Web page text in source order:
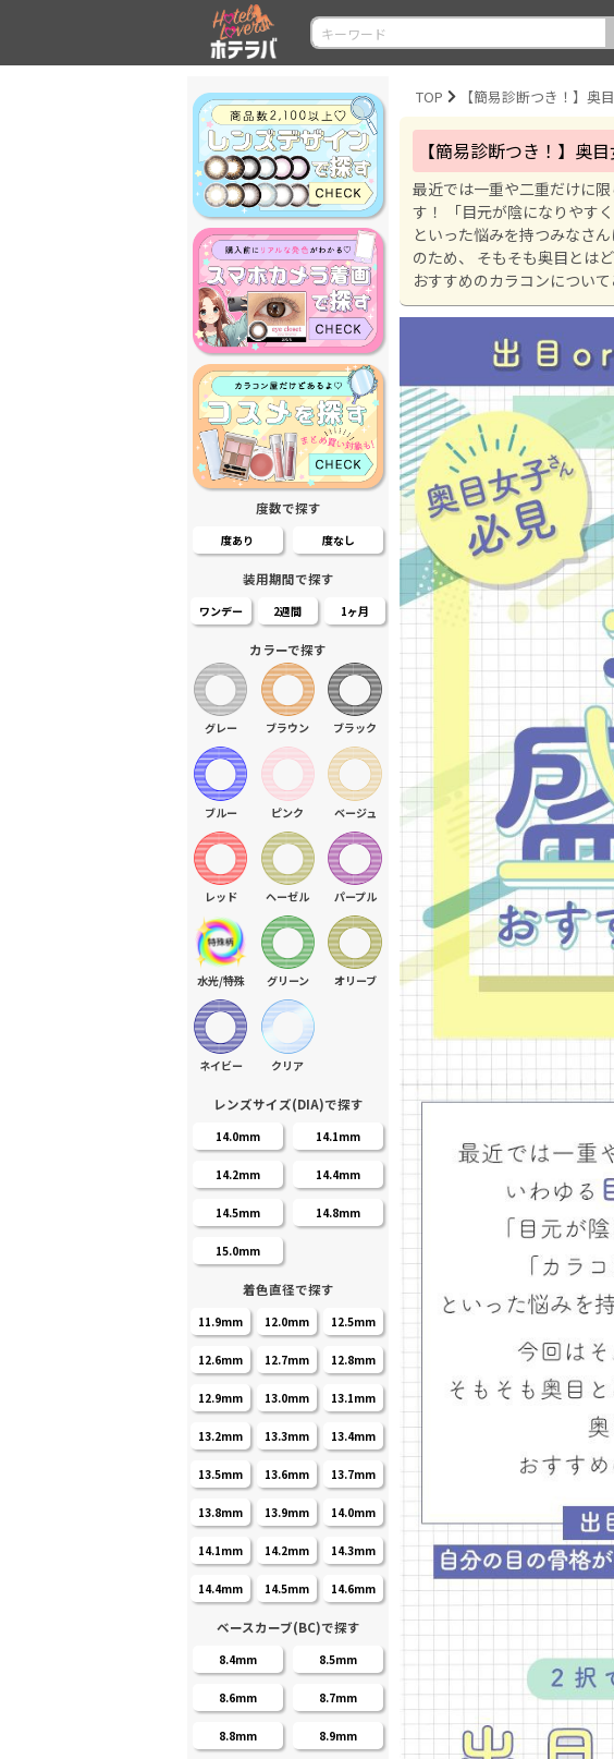
度数で探す
度あり 度なし
装用期間で探す
ワンデー 2週間 1ヶ月
カラーで探す
グレー ブラウン ブラック
ブルー ピンク ベージュ
レッド ヘーゼル パープル
水光/特殊 グリーン オリーブ
ネイビー クリア
レンズサイズ(DIA)で探す
14.0mm 14.1mm
14.2mm 14.4mm
14.5mm 14.8mm
15.0mm
着色直径で探す
11.9mm 12.0mm 12.5mm
12.6mm 12.7mm 12.8mm
12.9mm 13.0mm 13.1mm
13.2mm 13.3mm 13.4mm
13.5mm 13.6mm 13.7mm
13.8mm 13.9mm 14.0mm
14.1mm 14.2mm 14.3mm
14.4mm 14.5mm 14.6mm
ベースカーブ(BC)で探す
8.4mm 8.5mm
8.6mm 8.7mm
8.8mm 8.9mm
TOP
【簡易診断つき！】奥
最近では一重や二重だけに
す！ 「目元が陰になりやす
といった悩みを持つみなさ
のため、 そもそも奥目とは
おすすめのカラコンについ